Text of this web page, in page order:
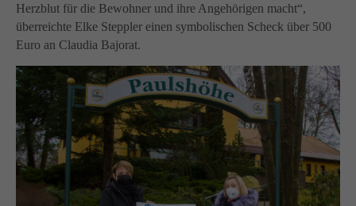
Herzblut für die Bewohner und ihre Angehörigen macht“,
überreichte Elke Steppler einen symbolischen Scheck über 500
Euro an Claudia Bajorat.